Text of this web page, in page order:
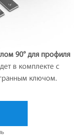
90° для профиля
в комплекте с
ключом.